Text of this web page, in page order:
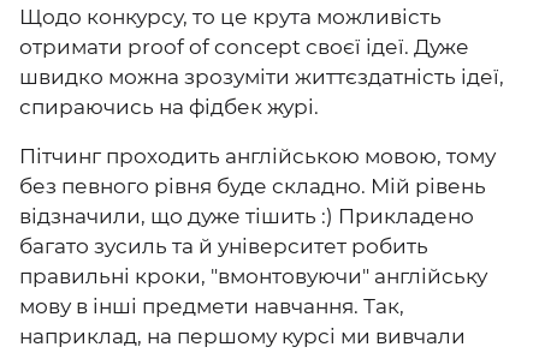
Щодо конкурсу, то це крута можливість
отримати proof of concept своєї ідеї. Дуже
швидко можна зрозуміти життєздатність ідеї,
спираючись на фідбек журі.
Пітчинг проходить англійською мовою, тому
без певного рівня буде складно. Мій рівень
відзначили, що дуже тішить :) Прикладено
багато зусиль та й університет робить
правильні кроки, "вмонтовуючи" англійську
мову в інші предмети навчання. Так,
наприклад, на першому курсі ми вивчали